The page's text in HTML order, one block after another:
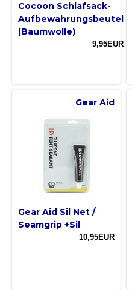
Cocoon Schlafsack-
Aufbewahrungsbeutel
(Baumwolle)
9,95EUR
Gear Aid
Gear Aid Sil Net /
Seamgrip +Sil
10,95EUR